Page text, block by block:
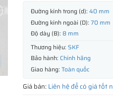
Đường kính trong (d): 40 mm
Đường kính ngoài (D): 70 mm
Độ dày (B): 8 mm
Thương hiệu: SKF
Bảo hành: Chính hãng
Giao hàng: Toàn quốc
Giá bán: Liên hệ để có giá tốt